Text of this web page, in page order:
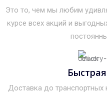
Это то, чем мы любим
курсе всех акций и
Доставка до транспортных